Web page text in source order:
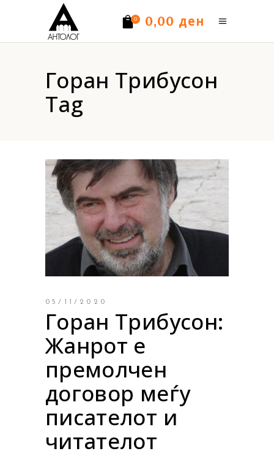
0 0,00 ден
Горан Трибусон
Tag
05/11/2020
Горан Трибусон:
Жанрот е
премолчен
договор меѓу
писателот и
читателот